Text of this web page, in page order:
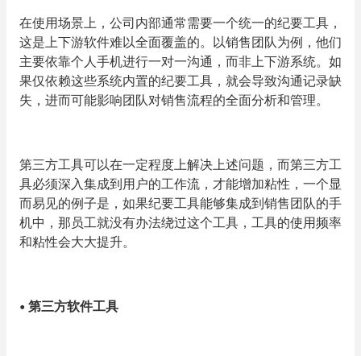
在使用场景上，公司内部通常需要一个统一的纪要工具，
这是上下游软件难以全面覆盖的。 以销售团队为例，他们
主要依靠个人手机进行一对一沟通，而非上下游系统。如
果仅依赖这些系统内置的纪要工具，就会导致沟通记录缺
失，进而可能影响团队对销售流程的全面分析和管理。
第三方工具可以在一定程度上解决上述问题，而第三方工
具必须深入集成到用户的工作流，才能增加粘性， 一个显
而易见的例子是，如果纪要工具能够集成到销售团队的手
机中，那员工就没有办法绕过这个工具，工具的使用频率
和粘性会大大提升。
• 第三方软件工具